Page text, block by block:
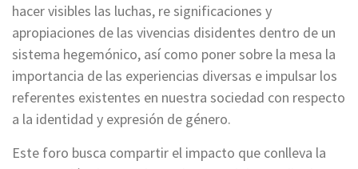
hacer visibles las luchas, re significaciones y
apropiaciones de las vivencias disidentes dentro de un
sistema hegemónico, así como poner sobre la mesa la
importancia de las experiencias diversas e impulsar los
referentes existentes en nuestra sociedad con respecto
a la identidad y expresión de género.
Este foro busca compartir el impacto que conlleva la